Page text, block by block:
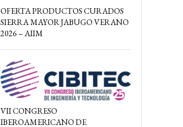
OFERTA PRODUCTOS CURADOS
SIERRA MAYOR JABUGO VERANO
2026 – AIIM
VII CONGRESO
IBEROAMERICANO DE